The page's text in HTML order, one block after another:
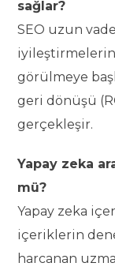
sağlar?
SEO uzun
görülmeye
geri dönüşü
gerçekleşir.
Yapay zeka
mü?
Yapay zeka
içeriklerin
harcanan